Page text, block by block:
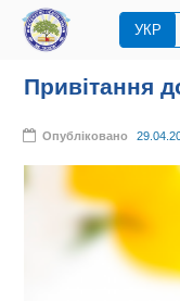
УКР
Привітання
Опубліковано